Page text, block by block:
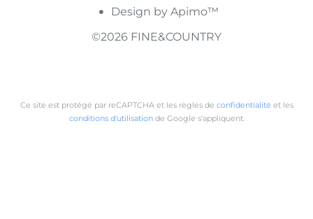
Design by Apimo™
©2026 FINE&COUNTRY
Ce site est protégé par reCAPTCHA et les règles de confidentialité et les
conditions d'utilisationde Google s'appliquent.